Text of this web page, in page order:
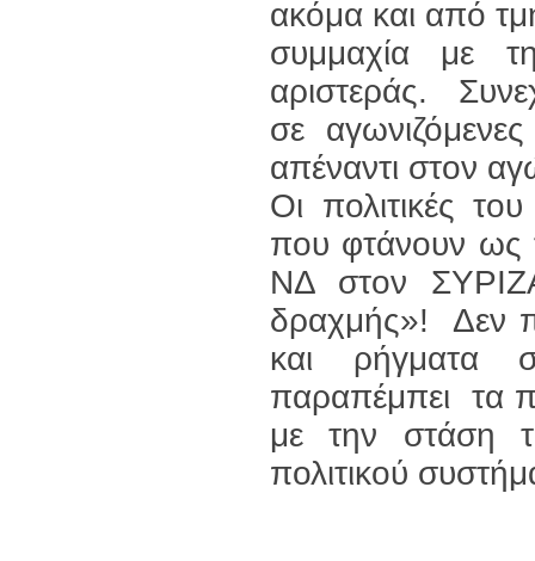
ακόμα και από
συμμαχία με
αριστεράς.
σε
απέναντι στον
Οι πολιτικές του
που φτάνουν ως
ΝΔ στον
δραχμής»! Δεν
και ρήγματα
παραπέμπει τα
με την στάση
πολιτικού